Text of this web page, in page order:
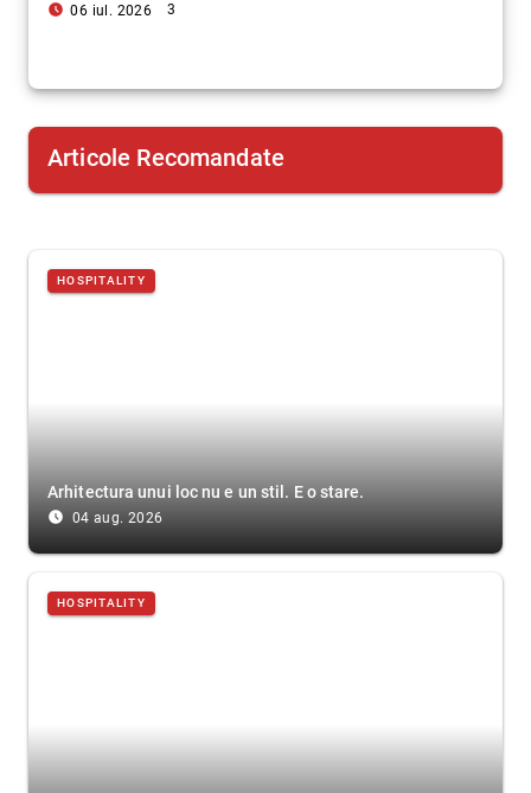
access_time_filled 06 iul. 2026
3
Articole Recomandate
HOSPITALITY
Arhitectura unui loc nu e un stil. E o stare.
access_time_filled 04 aug. 2026
HOSPITALITY